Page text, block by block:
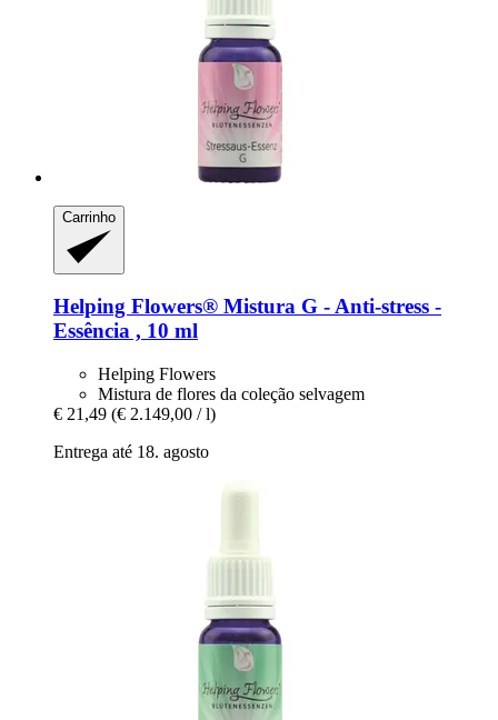
Carrinho
Helping Flowers® Mistura G -​ Anti-​stress -​
Essência , 10 ml
Helping Flowers
Mistura de flores da coleção selvagem
€ 21,49 (€ 2.149,00 / l)
Entrega até 18. agosto